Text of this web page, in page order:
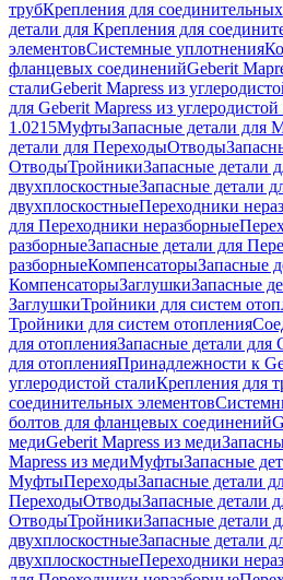
трубКрепления для
детали для Крепления для
элементовСистемные уплотнения
фланцевых соединенийGeberit
сталиGeberit Mapress из
для Geberit Mapress из углеродистой
1.0215МуфтыЗапасные детали для
детали для ПереходыОтводы
ОтводыТройникиЗапасные детали
двухплоскостныеЗапасные детали
двухплоскостныеПереходники
для Переходники неразборные
разборныеЗапасные детали для
разборныеКомпенсаторыЗапасные
КомпенсаторыЗаглушкиЗапасные
ЗаглушкиТройники для систем
Тройники для систем отопления
для отопленияЗапасные детали
для отопленияПринадлежности к
углеродистой сталиКрепления для
соединительных элементов
болтов для фланцевых соединений
медиGeberit Mapress из меди
Mapress из медиМуфтыЗапасные
МуфтыПереходыЗапасные детали
ПереходыОтводыЗапасные детали
ОтводыТройникиЗапасные детали
двухплоскостныеЗапасные детали
двухплоскостныеПереходники